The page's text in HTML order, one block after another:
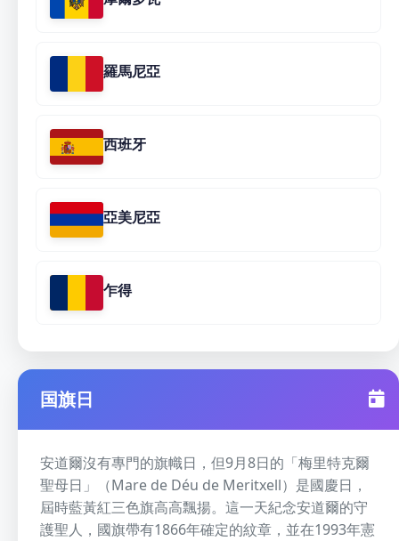
羅馬尼亞
西班牙
亞美尼亞
乍得
国旗日
安道爾沒有專門的旗幟日，但9月8日的「梅里特克爾
聖母日」（Mare de Déu de Meritxell）是國慶日，
屆時藍黃紅三色旗高高飄揚。這一天紀念安道爾的守
護聖人，國旗帶有1866年確定的紋章，並在1993年憲